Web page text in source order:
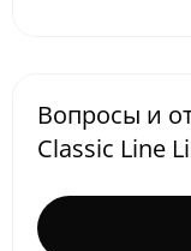
Вопросы и
Classic Line